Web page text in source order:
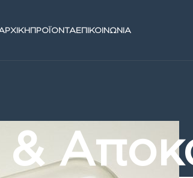
ΠΡΟΪΟΝΤΑΕΠΙΚΟΙΝΩΝΙΑ